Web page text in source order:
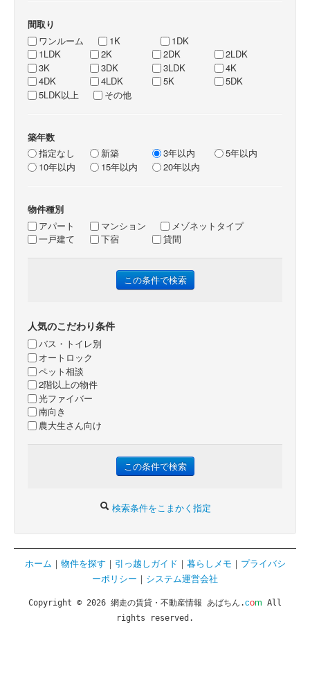
間取り
ワンルーム
1K
1DK
1LDK
2K 2DK
2LDK
3K
3DK 3LDK
4K
4DK
4LDK 5K
5DK
5LDK以上
その他
築年数
指定なし
新築 3年以内
5年以内
10年以内
15年以内 20年以内
物件種別
アパート
マンション
メゾネットタイプ
一戸建て
下宿 貸間
人気のこだわり条件
バス・トイレ別
オートロック
ペット相談
2階以上の物件
光ファイバー
南向き
農大生さん向け
検索条件をこまかく指定
ホーム ｜ 物件を探す ｜ 引っ越しガイド ｜ 暮らしメモ ｜ プライバシ
ーポリシー ｜ システム運営会社
Copyright © 2026 網走の賃貸・不動産情報 あばちん.com All
rights reserved.